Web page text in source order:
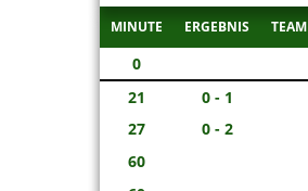
MINUTE ERGEBNIS TEAM
0
21
0 - 1
27
0 - 2
60